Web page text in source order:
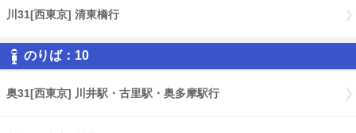
川31[西東京] 清東橋行
のりば：10
奥31[西東京] 川井駅・古里駅・奥多摩駅行